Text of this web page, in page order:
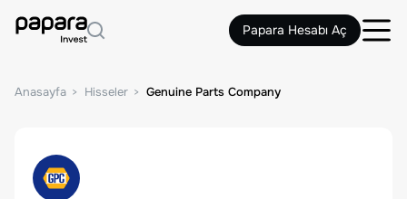
Papara Hesabı Aç
Anasayfa Hisseler Genuine Parts Company